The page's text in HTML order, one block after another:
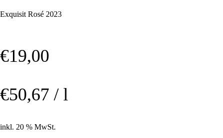
Exquisit Rosé 2023
€19,00
€50,67 / l
inkl. 20 % MwSt.